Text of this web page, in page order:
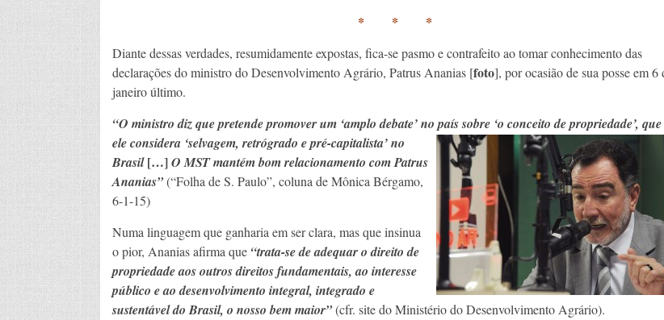
* * *
Diante dessas verdades, resumidamente expostas, fica-se pasmo e contrafeito ao tomar conhecimento das
declarações do ministro do Desenvolvimento Agrário, Patrus Ananias [foto], por ocasião de sua posse em 6
janeiro último.
“O ministro diz que pretende promover um ‘amplo debate’ no país sobre ‘o conceitode propriedade’, que
ele considera ‘selvagem, retrógrado e pré-capitalista’ no
Brasil[…]O MST mantém bom relacionamento com Patrus
Ananias”(“Folha de S. Paulo”, coluna de Mônica Bérgamo,
6-1-15)
Numa linguagem que ganharia em ser clara, mas que insinua
o pior, Ananias afirma que “trata-se de adequar o direito de
propriedade aos outros direitos fundamentais, ao interesse
público e ao desenvolvimento integral, integrado e
sustentável do Brasil, o nosso bem maior”(cfr. site do Ministério do Desenvolvimento Agrário).